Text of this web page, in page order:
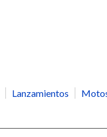
Lanzamientos